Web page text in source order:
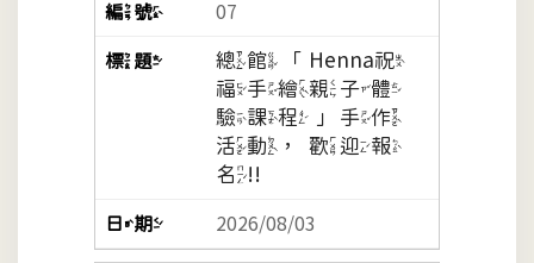
07
總館「Henna祝
福手繪親子體
驗課程」手作
活動，歡迎報
名!!
2026/08/03